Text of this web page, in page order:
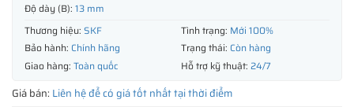
Độ dày (B): 13 mm
Thương hiệu: SKF Tình trạng: Mới 100%
Bảo hành: Chính hãng Trạng thái: Còn hàng
Giao hàng: Toàn quốc Hỗ trợ kỹ thuật: 24/7
Giá bán: Liên hệ để có giá tốt nhất tại thời điểm